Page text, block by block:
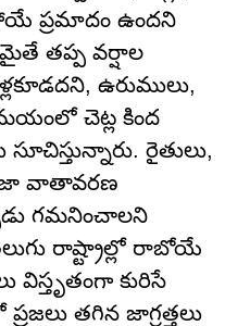
ప్రమాదం ఉందని
తప్ప వర్షాల
ఉరుములు,
చెట్ల కింద
రైతులు,
వాతావరణ
గమనించాలని
రాష్ట్రాల్లో రాబోయే
విస్తృతంగా కురిసే
తగిన జాగ్రత్తలు